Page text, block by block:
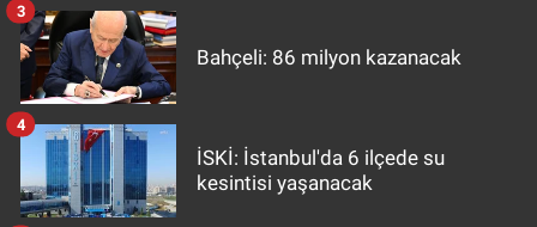
Bahçeli: 86 milyon kazanacak
3
İSKİ: İstanbul'da 6 ilçede su
kesintisi yaşanacak
4